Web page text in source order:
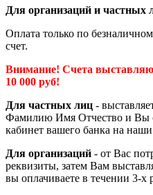
Для организаций и частных
Оплата только по
счет.
Внимание! Счета
10 000 руб!
Для частных лиц -
Фамилию Имя Отчество и Вы
кабинет вашего банка на
Для организаций - от Вас
реквизиты, затем Вам
вы оплачиваете в течении 3-х